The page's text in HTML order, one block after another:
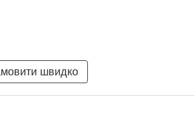
швидко